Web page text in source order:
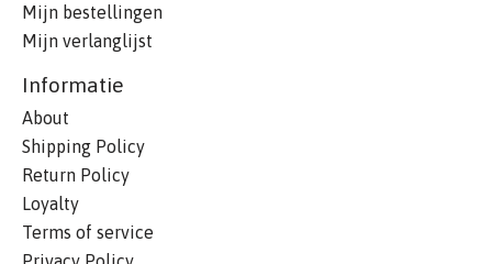
Mijn bestellingen
Mijn verlanglijst
Informatie
About
Shipping Policy
Return Policy
Loyalty
Terms of service